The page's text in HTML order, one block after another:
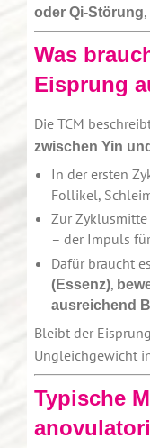
oder Qi-Störung
Was
Eisprung
Die TCM
zwischen Yin
In der ersten
Follikel,
Zur
– der Impuls
Dafür braucht
(Essenz),
ausreichend
Bleibt der
Ungleichgewicht
Typische